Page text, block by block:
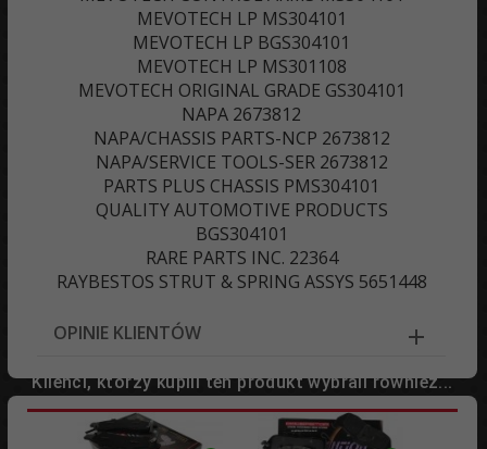
MEVOTECH LP MS304101
MEVOTECH LP BGS304101
MEVOTECH LP MS301108
MEVOTECH ORIGINAL GRADE GS304101
NAPA 2673812
NAPA/CHASSIS PARTS-NCP 2673812
NAPA/SERVICE TOOLS-SER 2673812
PARTS PLUS CHASSIS PMS304101
QUALITY AUTOMOTIVE PRODUCTS
BGS304101
RARE PARTS INC. 22364
RAYBESTOS STRUT & SPRING ASSYS 5651448
OPINIE KLIENTÓW
Klienci, którzy kupili ten produkt wybrali również...